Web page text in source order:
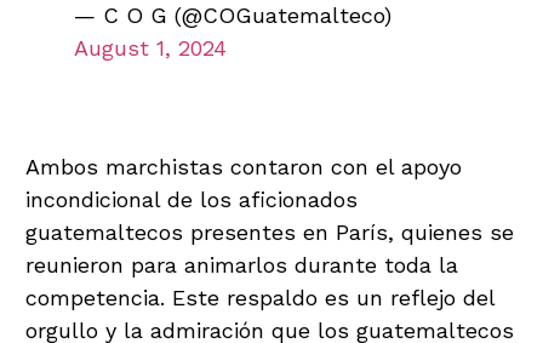
— C O G (@COGuatemalteco)
August 1, 2024
Ambos marchistas contaron con el apoyo
incondicional de los aficionados
guatemaltecos presentes en París, quienes se
reunieron para animarlos durante toda la
competencia. Este respaldo es un reflejo del
orgullo y la admiración que los guatemaltecos